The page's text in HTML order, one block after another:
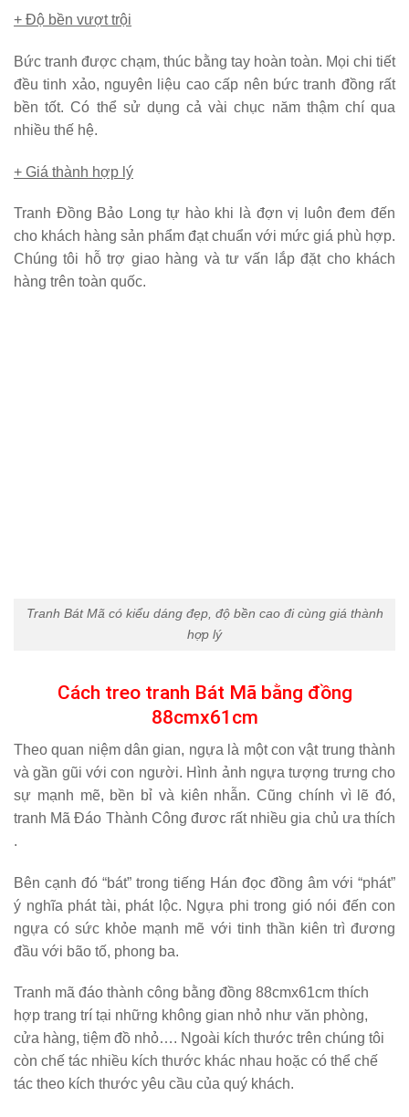
+ Độ bền vượt trội
Bức tranh được chạm, thúc bằng tay hoàn toàn. Mọi chi tiết
đều tinh xảo, nguyên liệu cao cấp nên bức tranh đồng rất
bền tốt. Có thể sử dụng cả vài chục năm thậm chí qua
nhiều thế hệ.
+ Giá thành hợp lý
Tranh Đồng Bảo Long tự hào khi là đợn vị luôn đem đến
cho khách hàng sản phẩm đạt chuẩn với mức giá phù hợp.
Chúng tôi hỗ trợ giao hàng và tư vấn lắp đặt cho khách
hàng trên toàn quốc.
Tranh Bát Mã có kiểu dáng đẹp, độ bền cao đi cùng giá thành
hợp lý
Cách treo tranh Bát Mã bằng đồng
88cmx61cm
Theo quan niệm dân gian, ngựa là một con vật trung thành
và gần gũi với con người. Hình ảnh ngựa tượng trưng cho
sự mạnh mẽ, bền bỉ và kiên nhẫn. Cũng chính vì lẽ đó,
tranh Mã Đáo Thành Công đươc rất nhiều gia chủ ưa thích
.
Bên cạnh đó “bát” trong tiếng Hán đọc đồng âm với “phát”
ý nghĩa phát tài, phát lộc. Ngựa phi trong gió nói đến con
ngựa có sức khỏe mạnh mẽ với tinh thần kiên trì đương
đầu với bão tố, phong ba.
Tranh mã đáo thành công bằng đồng 88cmx61cm thích
hợp trang trí tại những không gian nhỏ như văn phòng,
cửa hàng, tiệm đồ nhỏ…. Ngoài kích thước trên chúng tôi
còn chế tác nhiều kích thước khác nhau hoặc có thể chế
tác theo kích thước yêu cầu của quý khách.